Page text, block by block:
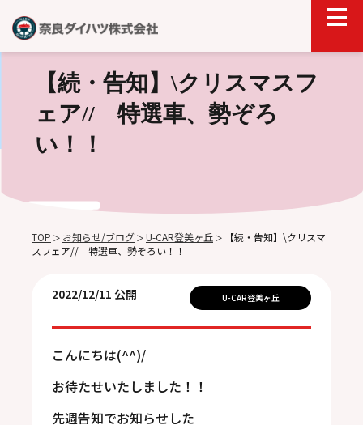
【続・告知】\クリスマスフ
ェア// 特選車、勢ぞろ
い！！
TOP ＞ お知らせ/ブログ ＞ U-CAR登美ヶ丘 ＞
【続・告知】\クリスマ
スフェア// 特選車、勢ぞろい！！
2022/12/11 公開 U-CAR登美ヶ丘
こんにちは(^^)/
お待たせいたしました！！
先週告知でお知らせした